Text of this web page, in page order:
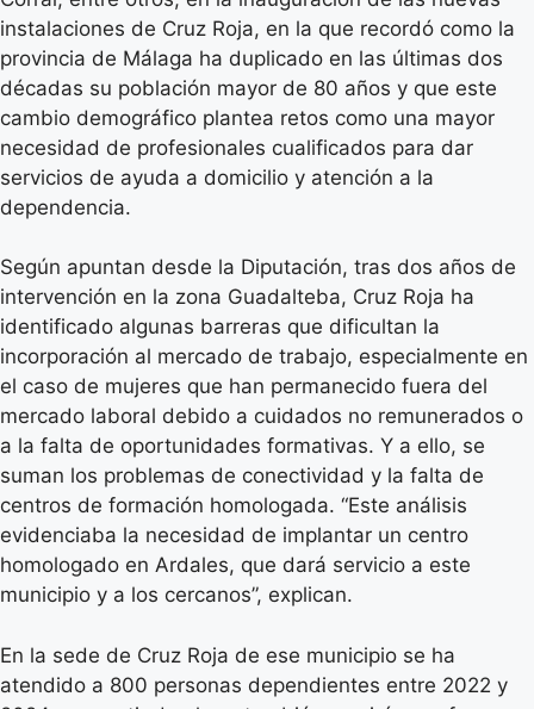
instalaciones de Cruz Roja, en la que recordó como la
provincia de Málaga ha duplicado en las últimas dos
décadas su población mayor de 80 años y que este
cambio demográfico plantea retos como una mayor
necesidad de profesionales cualificados para dar
servicios de ayuda a domicilio y atención a la
dependencia.
Según apuntan desde la Diputación, tras dos años de
intervención en la zona Guadalteba, Cruz Roja ha
identificado algunas barreras que dificultan la
incorporación al mercado de trabajo, especialmente en
el caso de mujeres que han permanecido fuera del
mercado laboral debido a cuidados no remunerados o
a la falta de oportunidades formativas. Y a ello, se
suman los problemas de conectividad y la falta de
centros de formación homologada. “Este análisis
evidenciaba la necesidad de implantar un centro
homologado en Ardales, que dará servicio a este
municipio y a los cercanos”, explican.
En la sede de Cruz Roja de ese municipio se ha
atendido a 800 personas dependientes entre 2022 y